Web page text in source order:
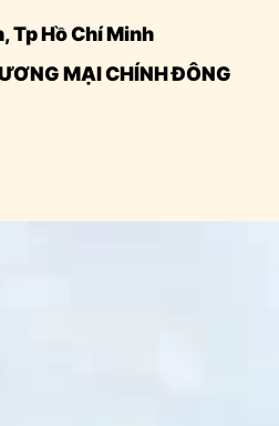
Tp Hồ Chí Minh
MẠI CHÍNH ĐÔNG